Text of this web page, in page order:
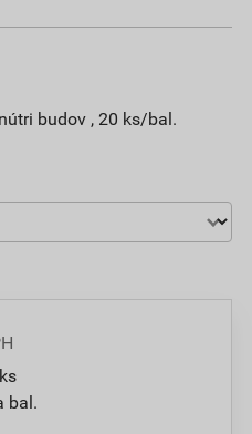
budov , 20 ks/bal.
bal.